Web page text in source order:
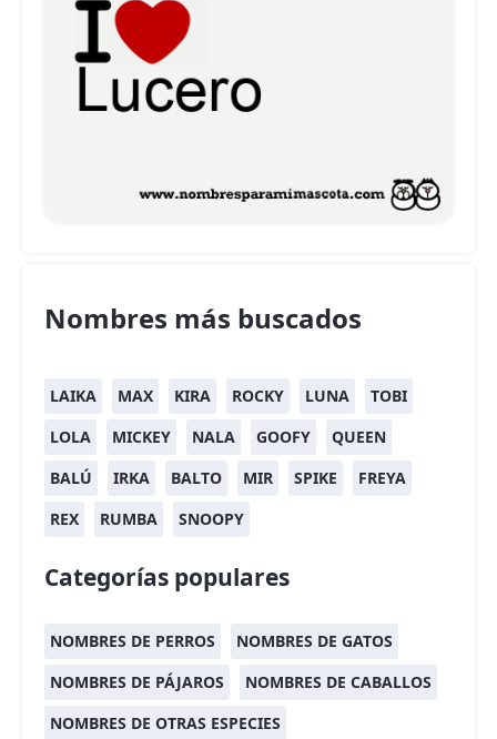
Nombres más buscados
LAIKA MAX KIRA ROCKY LUNA
TOBI
LOLA
MICKEY NALA GOOFY
QUEEN
BALÚ
IRKA BALTO MIR SPIKE
FREYA
REX
RUMBA SNOOPY
Categorías populares
NOMBRES DE PERROS
NOMBRES DE GATOS
NOMBRES DE PÁJAROS
NOMBRES DE CABALLOS
NOMBRES DE OTRAS ESPECIES